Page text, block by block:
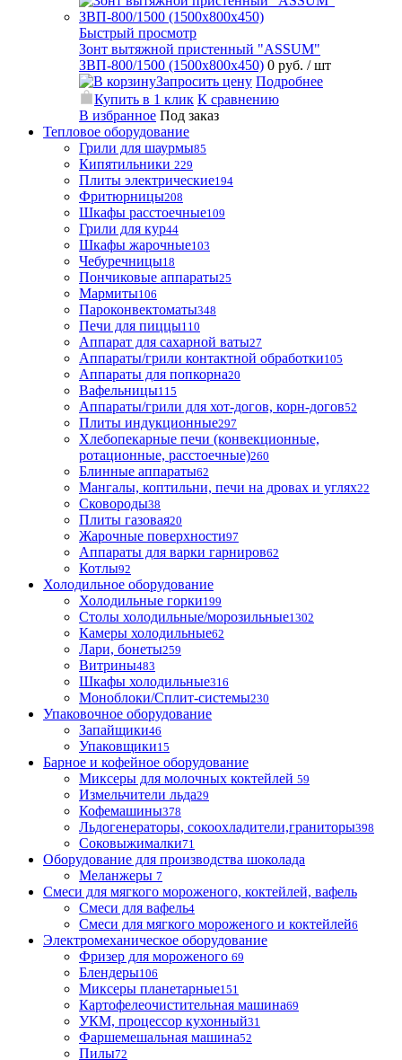
Быстрый просмотр
Зонт вытяжной пристенный "ASSUM"
ЗВП-800/1500 (1500х800х450) 0 руб. / шт
Запросить цену Подробнее
Купить в 1 клик К сравнению
В избранное Под заказ
Тепловое оборудование
Грили для шаурмы85
Кипятильники 229
Плиты электрические194
Фритюрницы208
Шкафы расстоечные109
Грили для кур44
Шкафы жарочные103
Чебуречницы18
Пончиковые аппараты25
Мармиты106
Пароконвектоматы348
Печи для пиццы110
Аппарат для сахарной ваты27
Аппараты/грили контактной обработки105
Аппараты для попкорна20
Вафельницы115
Аппараты/грили для хот-догов, корн-догов52
Плиты индукционные297
Хлебопекарные печи (конвекционные,
ротационные, расстоечные)260
Блинные аппараты62
Мангалы, коптильни, печи на дровах и углях22
Сковороды38
Плиты газовая20
Жарочные поверхности97
Аппараты для варки гарниров62
Котлы92
Холодильное оборудование
Холодильные горки199
Столы холодильные/морозильные1302
Камеры холодильные62
Лари, бонеты259
Витрины483
Шкафы холодильные316
Моноблоки/Сплит-системы230
Упаковочное оборудование
Запайщики46
Упаковщики15
Барное и кофейное оборудование
Миксеры для молочных коктейлей 59
Измельчители льда29
Кофемашины378
Льдогенераторы, сокоохладители,граниторы398
Соковыжималки71
Оборудование для производства шоколада
Меланжеры 7
Смеси для мягкого мороженого, коктейлей, вафель
Смеси для вафель4
Смеси для мягкого мороженого и коктейлей6
Электромеханическое оборудование
Фризер для мороженого 69
Блендеры106
Миксеры планетарные151
Картофелеочистительная машина69
УКМ, процессор кухонный31
Фаршемешальная машина52
Пилы72